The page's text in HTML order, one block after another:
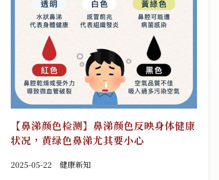
【鼻涕颜色检测】鼻涕颜色反映身体健康
状况，黄绿色鼻涕尤其要小心
2025-05-22 健康新知